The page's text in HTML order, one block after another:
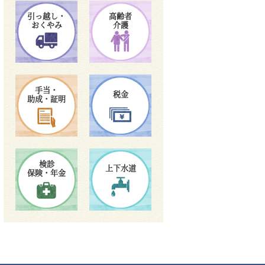
引っ越し・
おくやみ
高齢者
介護
手当・
助成・証明 税金
検診
保険・年金 上下水道